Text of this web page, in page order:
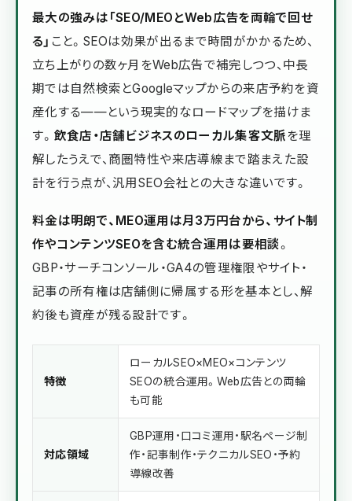
最大の強みは「SEO/MEOとWeb広告を両輪で回せ
る」 こと。SEOは効果が出るまで時間がかかるため、
立ち上がりの数ヶ月をWeb広告で補完しつつ、中長
期では自然検索とGoogleマップからの来店予約を資
産化する——という現実的なロードマップを描けま
す。 飲食店・店舗ビジネスのローカル集客文脈 を理
解したうえで、商圏特性や来店導線まで踏まえた設
計を行う点が、汎用SEO会社との大きな違いです。
料金は明朗で、MEO運用は月3万円台から、サイト制
作やコンテンツSEOを含む統合運用は要相談。
GBP・サーチコンソール・GA4の管理権限やサイト・
記事の所有権は店舗側に帰属する形を基本とし、解
約後も資産が残る設計です。
特徴
ローカルSEO×MEO×コンテンツ
SEOの統合運用。Web広告との両輪
も可能
対応領域
GBP運用・口コミ運用・駅名ページ制
作・記事制作・テクニカルSEO・予約
導線改善